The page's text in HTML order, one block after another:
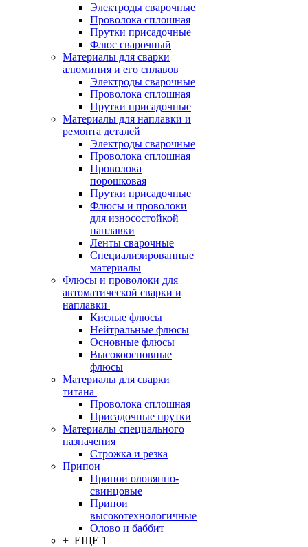
Электроды сварочные
Проволока сплошная
Прутки присадочные
Флюс сварочный
Материалы для сварки
алюминия и его сплавов
Электроды сварочные
Проволока сплошная
Прутки присадочные
Материалы для наплавки и
ремонта деталей
Электроды сварочные
Проволока сплошная
Проволока
порошковая
Прутки присадочные
Флюсы и проволоки
для износостойкой
наплавки
Ленты сварочные
Специализированные
материалы
Флюсы и проволоки для
автоматической сварки и
наплавки
Кислые флюсы
Нейтральные флюсы
Основные флюсы
Высокоосновные
флюсы
Материалы для сварки
титана
Проволока сплошная
Присадочные прутки
Материалы специального
назначения
Строжка и резка
Припои
Припои оловянно-
свинцовые
Припои
высокотехнологичные
Олово и баббит
+ ЕЩЕ 1